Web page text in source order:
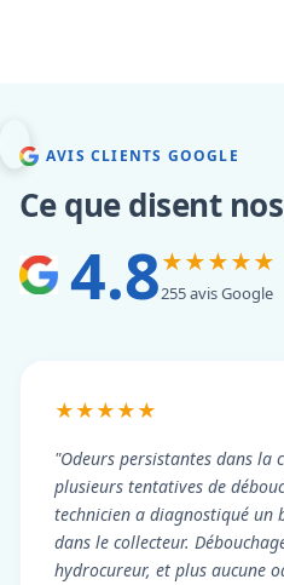
AVIS CLIENTS GOOGLE
Ce que disent
4.8★★★★★
255 avis Google
★★★★★
"Odeurs persistantes dans la
plusieurs tentatives de
technicien a diagnostiqué un
dans le collecteur.
hydrocureur, et plus aucune